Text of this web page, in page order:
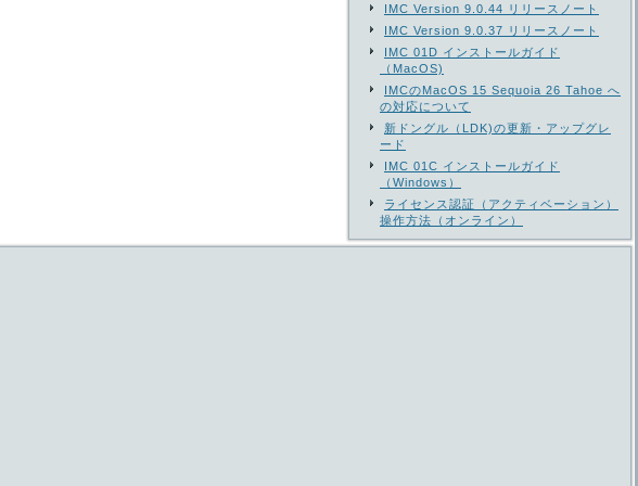
IMC Version 9.0.44 リリースノート
IMC Version 9.0.37 リリースノート
IMC 01D インストールガイド
（MacOS)
IMCのMacOS 15 Sequoia 26 Tahoe へ
の対応について
新ドングル（LDK)の更新・アップグレ
ード
IMC 01C インストールガイド
（Windows）
ライセンス認証（アクティベーション）
操作方法（オンライン）